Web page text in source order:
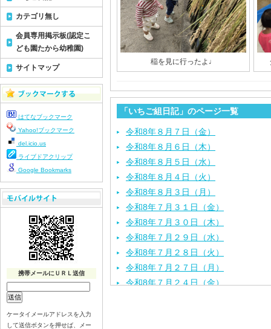
稲を見に行ったよ♩
「いちご組日記」のページ一覧
令和8年８月７日（金）
令和8年８月６日（木）
令和8年８月５日（水）
令和8年８月４日（火）
令和8年８月３日（月）
令和8年７月３１日（金）
令和8年７月３０日（木）
令和8年７月２９日（水）
令和8年７月２８日（火）
令和8年７月２７日（月）
令和8年７月２４日（金）
カテゴリ無し
会員専用掲示板(認定こ
ども園たから幼稚園)
サイトマップ
はてなブックマーク
Yahoo!ブックマーク
del.icio.us
ライブドアクリップ
Google Bookmarks
携帯メールにＵＲＬ送信
ケータイメールアドレスを入力
して送信ボタンを押せば、メー